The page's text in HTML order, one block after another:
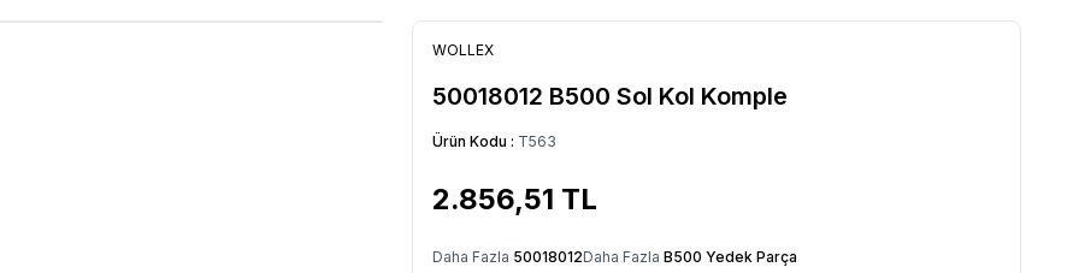
WOLLEX
50018012 B500 Sol Kol Komple
Ürün Kodu : T563
2.856,51 TL
Daha Fazla 50018012Daha Fazla B500 Yedek Parça